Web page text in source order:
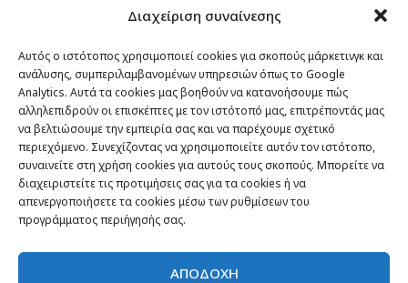
Διαχείριση συναίνεσης
Αυτός ο ιστότοπος χρησιμοποιεί cookies για σκοπούς μάρκετινγκ και
ανάλυσης, συμπεριλαμβανομένων υπηρεσιών όπως το Google
Analytics. Αυτά τα cookies μας βοηθούν να κατανοήσουμε πώς
αλληλεπιδρούν οι επισκέπτες με τον ιστότοπό μας, επιτρέποντάς μας
να βελτιώσουμε την εμπειρία σας και να παρέχουμε σχετικό
περιεχόμενο. Συνεχίζοντας να χρησιμοποιείτε αυτόν τον ιστότοπο,
συναινείτε στη χρήση cookies για αυτούς τους σκοπούς. Μπορείτε να
διαχειριστείτε τις προτιμήσεις σας για τα cookies ή να
απενεργοποιήσετε τα cookies μέσω των ρυθμίσεων του
προγράμματος περιήγησής σας.
ΑΠΟΔΟΧΗ
Passenger στον κόσμο
TRAVEL NEWS
Οργάνωσε το ταξίδι σου
CITY and CULTURE